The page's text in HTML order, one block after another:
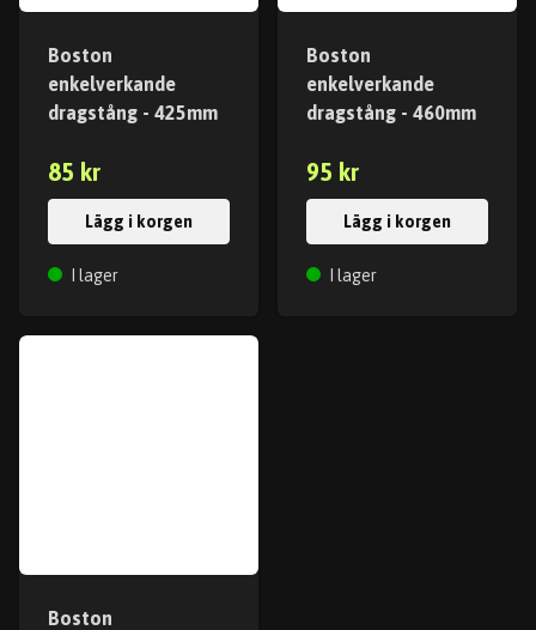
Boston
enkelverkande
dragstång - 425mm
85 kr
Lägg i korgen
I lager
Boston
enkelverkande
dragstång - 460mm
95 kr
Lägg i korgen
I lager
Boston